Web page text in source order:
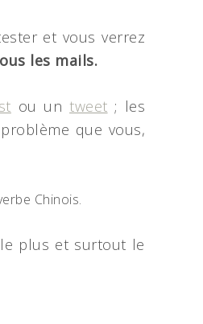
et vous verrez
les mails.
ou un tweet ; les
que vous,
Chinois.
le plus et surtout le